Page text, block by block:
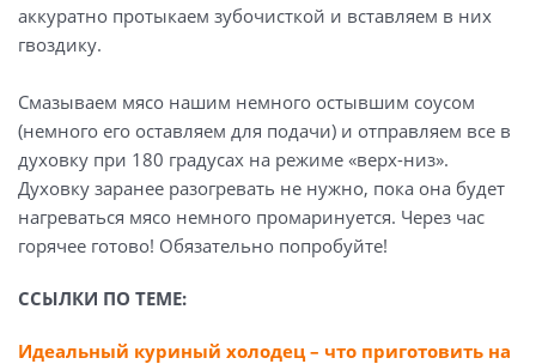
аккуратно протыкаем зубочисткой и вставляем в них
гвоздику.
Смазываем мясо нашим немного остывшим соусом
(немного его оставляем для подачи) и отправляем все в
духовку при 180 градусах на режиме «верх-низ».
Духовку заранее разогревать не нужно, пока она будет
нагреваться мясо немного промаринуется. Через час
горячее готово! Обязательно попробуйте!
ССЫЛКИ ПО ТЕМЕ:
Идеальный куриный холодец – что приготовить на